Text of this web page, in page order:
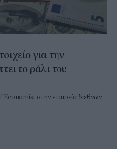
για την
το ράλι του
στην εταιρεία διεθνών